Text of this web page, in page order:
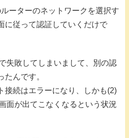
ーターのネットワークを選択す
に従って認証していくだけで
失敗してしまいまして、別の認
んです。
接続はエラーになり、しかも(2)
面が出てこなくなるという状況